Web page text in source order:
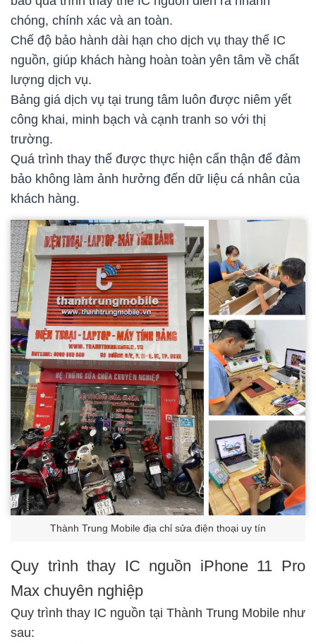
chóng, chính xác và an toàn.
Chế độ bảo hành dài hạn cho dịch vụ thay thế IC
nguồn, giúp khách hàng hoàn toàn yên tâm về chất
lượng dịch vụ.
Bảng giá dịch vụ tại trung tâm luôn được niêm yết
công khai, minh bạch và cạnh tranh so với thị
trường.
Quá trình thay thế được thực hiện cẩn thận để đảm
bảo không làm ảnh hưởng đến dữ liệu cá nhân của
khách hàng.
Thành Trung Mobile địa chỉ sửa điện thoại uy tín
Quy trình thay IC nguồn iPhone 11 Pro
Max chuyên nghiệp
Quy trình thay IC nguồn tại Thành Trung Mobile như
sau: